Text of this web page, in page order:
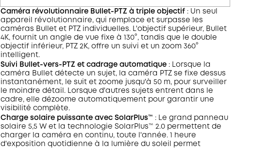
Caméra révolutionnaire Bullet-PTZ à triple objectif : Un seul
appareil révolutionnaire, qui remplace et surpasse les
caméras Bullet et PTZ individuelles. L'objectif supérieur, Bullet
4K, fournit un angle de vue fixe à 130°, tandis que le double
objectif inférieur, PTZ 2K, offre un suivi et un zoom 360°
intelligent.
Suivi Bullet-vers-PTZ et cadrage automatique : Lorsque la
caméra Bullet détecte un sujet, la caméra PTZ se fixe dessus
instantanément, le suit et zoome jusqu'à 50 m, pour surveiller
le moindre détail. Lorsque d'autres sujets entrent dans le
cadre, elle dézoome automatiquement pour garantir une
visibilité complète.
Charge solaire puissante avec SolarPlus™ : Le grand panneau
solaire 5,5 W et la technologie SolarPlus™ 2.0 permettent de
charger la caméra en continu, toute l'année. 1 heure
d'exposition quotidienne à la lumière du soleil permet